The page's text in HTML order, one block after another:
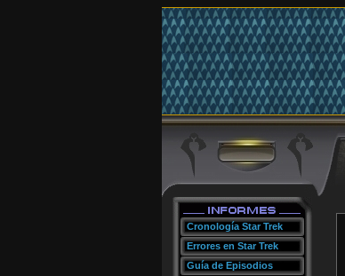
Cronología Star Trek
Errores en Star Trek
Guía de Episodios